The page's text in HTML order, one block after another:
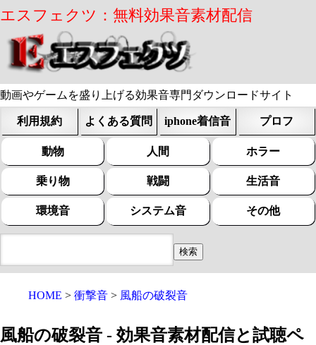
エスフェクツ：無料効果音素材配信
動画やゲームを盛り上げる効果音専門ダウンロードサイト
利用規約 よくある質問 iphone着信音 プロフ
動物 人間 ホラー
乗り物 戦闘 生活音
環境音 システム音 その他
HOME 衝撃音 風船の破裂音
風船の破裂音 - 効果音素材配信と試聴ペ